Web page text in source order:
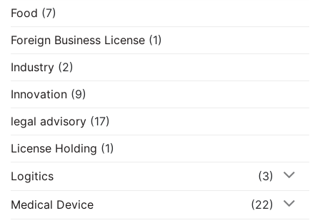
Food (7)
Foreign Business License (1)
Industry (2)
Innovation (9)
legal advisory (17)
License Holding (1)
Logitics
(3)
Medical Device
(22)